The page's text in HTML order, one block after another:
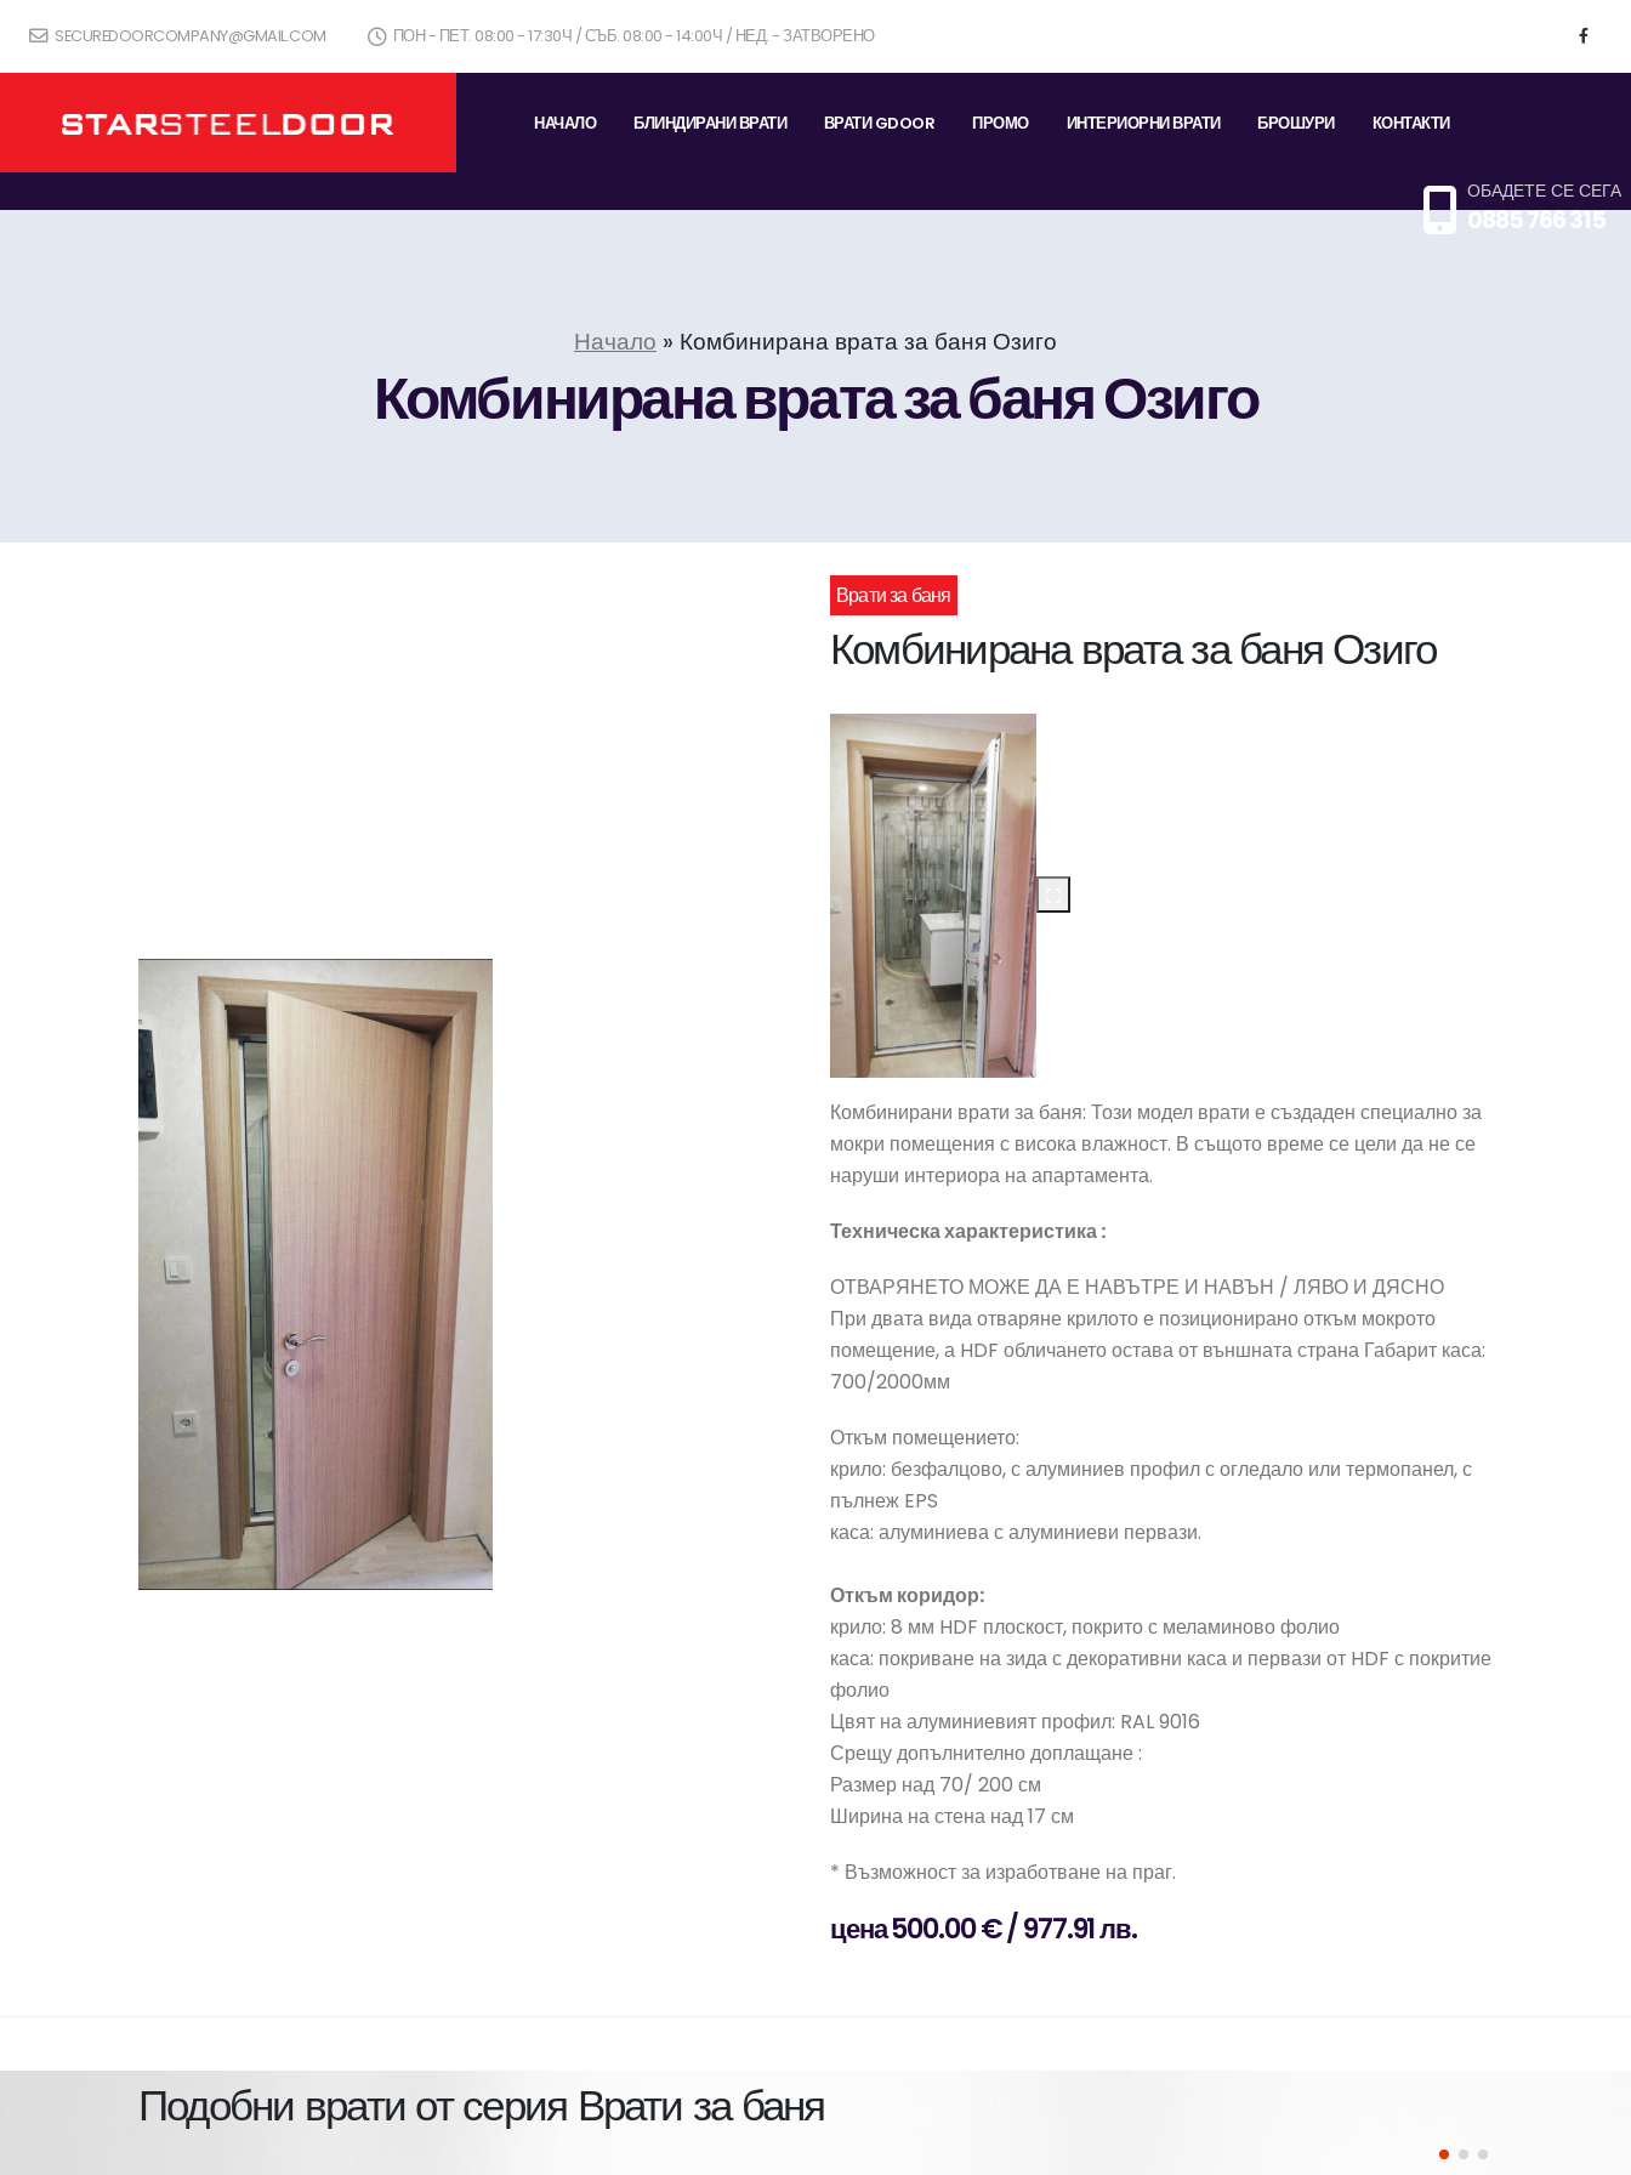
SECUREDOORCOMPANY@GMAIL.COM ПОН - ПЕТ. 08:00 - 17:30Ч / СЪБ. 08:00 - 14:00Ч / НЕД. - ЗАТВОРЕНО
НАЧАЛО БЛИНДИРАНИ ВРАТИ ВРАТИ GDOOR ПРОМО ИНТЕРИОРНИ ВРАТИ БРОШУРИ КОНТАКТИ
ОБАДЕТЕ СЕ СЕГА
0885 766 315
Начало » Комбинирана врата за баня Озиго
Комбинирана врата за баня Озиго
Врати за баня
Комбинирана врата за баня Озиго
Комбинирани врати за баня: Този модел врати е създаден специално за
мокри помещения с висока влажност. В същото време се цели да не се
наруши интериора на апартамента.
Техническа характеристика :
ОТВАРЯНЕТО МОЖЕ ДА Е НАВЪТРЕ И НАВЪН / ЛЯВО И ДЯСНО
При двата вида отваряне крилото е позиционирано откъм мокрото
помещение, а HDF обличането остава от външната страна Габарит каса:
700/2000мм
Откъм помещението:
крило: безфалцово, с алуминиев профил с огледало или термопанел, с
пълнеж EPS
каса: алуминиева с алуминиеви первази.
Откъм коридор:
крило: 8 мм HDF плоскост, покрито с меламиново фолио
каса: покриване на зида с декоративни каса и первази от HDF с покритие
фолио
Цвят на алуминиевият профил: RAL 9016
Срещу допълнително доплащане :
Размер над 70/ 200 см
Ширина на стена над 17 см
* Възможност за изработване на праг.
цена 500.00 € / 977.91 лв.
Подобни врати от серия Врати за баня